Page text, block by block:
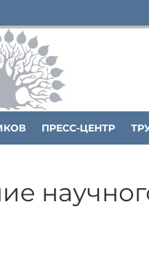
ПРЕСС-ЦЕНТР